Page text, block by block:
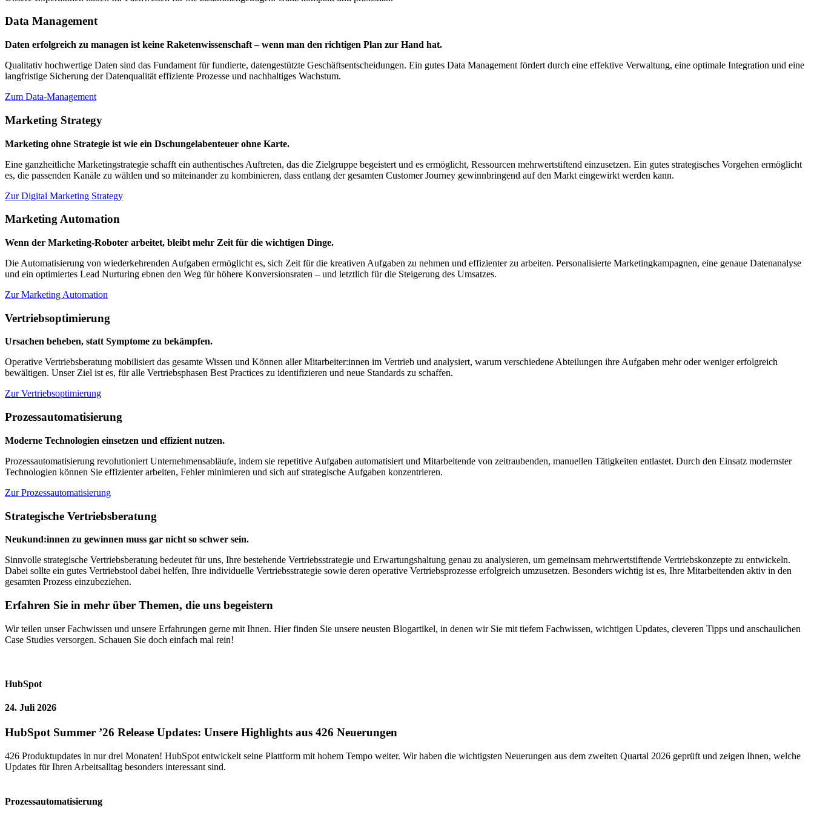
Data Management
Daten erfolgreich zu managen ist keine Raketenwissenschaft – wenn man den richtigen Plan zur Hand hat.
Qualitativ hochwertige Daten sind das Fundament für fundierte, datengestützte Geschäftsentscheidungen. Ein gutes Data Management fördert durch eine effektive Verwaltung, eine optimale Integration und eine
langfristige Sicherung der Datenqualität effiziente Prozesse und nachhaltiges Wachstum.
Zum Data-Management
Marketing Strategy
Marketing ohne Strategie ist wie ein Dschungelabenteuer ohne Karte.
Eine ganzheitliche Marketingstrategie schafft ein authentisches Auftreten, das die Zielgruppe begeistert und es ermöglicht, Ressourcen mehrwertstiftend einzusetzen. Ein gutes strategisches Vorgehen ermöglicht
es, die passenden Kanäle zu wählen und so miteinander zu kombinieren, dass entlang der gesamten Customer Journey gewinnbringend auf den Markt eingewirkt werden kann.
Zur Digital Marketing Strategy
Marketing Automation
Wenn der Marketing-Roboter arbeitet, bleibt mehr Zeit für die wichtigen Dinge.
Die Automatisierung von wiederkehrenden Aufgaben ermöglicht es, sich Zeit für die kreativen Aufgaben zu nehmen und effizienter zu arbeiten. Personalisierte Marketingkampagnen, eine genaue Datenanalyse
und ein optimiertes Lead Nurturing ebnen den Weg für höhere Konversionsraten – und letztlich für die Steigerung des Umsatzes.
Zur Marketing Automation
Vertriebsoptimierung
Ursachen beheben, statt Symptome zu bekämpfen.
Operative Vertriebsberatung mobilisiert das gesamte Wissen und Können aller Mitarbeiter:innen im Vertrieb und analysiert, warum verschiedene Abteilungen ihre Aufgaben mehr oder weniger erfolgreich
bewältigen. Unser Ziel ist es, für alle Vertriebsphasen Best Practices zu identifizieren und neue Standards zu schaffen.
Zur Vertriebsoptimierung
Prozessautomatisierung
Moderne Technologien einsetzen und effizient nutzen.
Prozessautomatisierung revolutioniert Unternehmensabläufe, indem sie repetitive Aufgaben automatisiert und Mitarbeitende von zeitraubenden, manuellen Tätigkeiten entlastet. Durch den Einsatz modernster
Technologien können Sie effizienter arbeiten, Fehler minimieren und sich auf strategische Aufgaben konzentrieren.
Zur Prozessautomatisierung
Strategische Vertriebsberatung
Neukund:innen zu gewinnen muss gar nicht so schwer sein.
Sinnvolle strategische Vertriebsberatung bedeutet für uns, Ihre bestehende Vertriebsstrategie und Erwartungshaltung genau zu analysieren, um gemeinsam mehrwertstiftende Vertriebskonzepte zu entwickeln.
Dabei sollte ein gutes Vertriebstool dabei helfen, Ihre individuelle Vertriebsstrategie sowie deren operative Vertriebsprozesse erfolgreich umzusetzen. Besonders wichtig ist es, Ihre Mitarbeitenden aktiv in den
gesamten Prozess einzubeziehen.
Erfahren Sie in mehr über Themen, die uns begeistern
Wir teilen unser Fachwissen und unsere Erfahrungen gerne mit Ihnen. Hier finden Sie unsere neusten Blogartikel, in denen wir Sie mit tiefem Fachwissen, wichtigen Updates, cleveren Tipps und anschaulichen
Case Studies versorgen. Schauen Sie doch einfach mal rein!
HubSpot
24. Juli 2026
HubSpot Summer ’26 Release Updates: Unsere Highlights aus 426 Neuerungen
426 Produktupdates in nur drei Monaten! HubSpot entwickelt seine Plattform mit hohem Tempo weiter. Wir haben die wichtigsten Neuerungen aus dem zweiten Quartal 2026 geprüft und zeigen Ihnen, welche
Updates für Ihren Arbeitsalltag besonders interessant sind.
Prozessautomatisierung